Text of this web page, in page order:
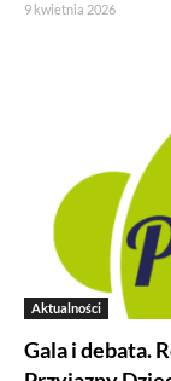
9 kwietnia 2026
Aktualności
Gala i debata.